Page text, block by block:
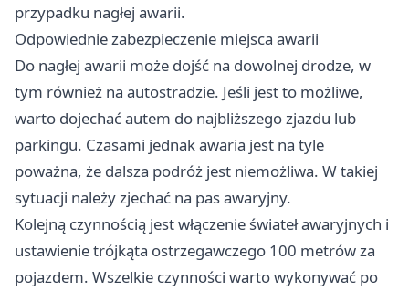
przypadku nagłej awarii.
Odpowiednie zabezpieczenie miejsca awarii
Do nagłej awarii może dojść na dowolnej drodze, w
tym również na autostradzie. Jeśli jest to możliwe,
warto dojechać autem do najbliższego zjazdu lub
parkingu. Czasami jednak awaria jest na tyle
poważna, że dalsza podróż jest niemożliwa. W takiej
sytuacji należy zjechać na pas awaryjny.
Kolejną czynnością jest włączenie świateł awaryjnych i
ustawienie trójkąta ostrzegawczego 100 metrów za
pojazdem. Wszelkie czynności warto wykonywać po